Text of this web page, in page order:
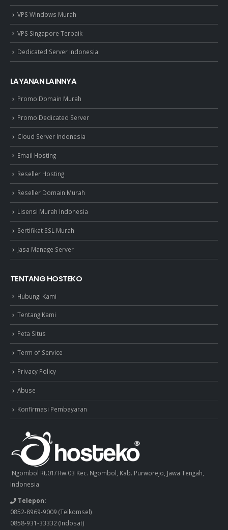
VPS Windows Murah
VPS Singapore Terbaik
Dedicated Server Indonesia
LAYANAN LAINNYA
Promo Domain Murah
Promo Dedicated Server
Cloud Server Indonesia
Email Hosting
Reseller Hosting
Reseller Domain Murah
Lisensi Murah Indonesia
Sertifikat SSL Murah
Jasa Manage Server
TENTANG HOSTEKO
Hubungi Kami
Tentang Kami
Peta Situs
Term of Service
Privacy Policy
Abuse
Konfirmasi Pembayaran
Ngombol Rt.01/ Rw.03 Kec. Ngombol, Kab. Purworejo, Jawa Tengah,
Indonesia
Telepon:
0852-8969-9009 (Telkomsel)
0858-931-33332(Indosat)